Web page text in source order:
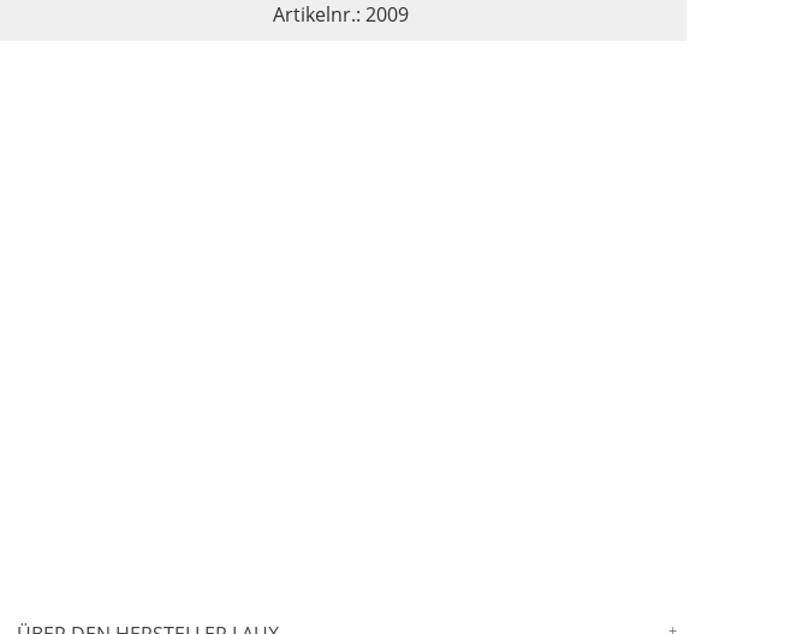
Artikelnr.: 2009